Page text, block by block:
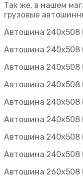
Так же, в нашем
грузовые
Автошина 240х508
Автошина
Автошина
Автошина
Автошина
Автошина
Автошина
Автошина 240х508
Автошина